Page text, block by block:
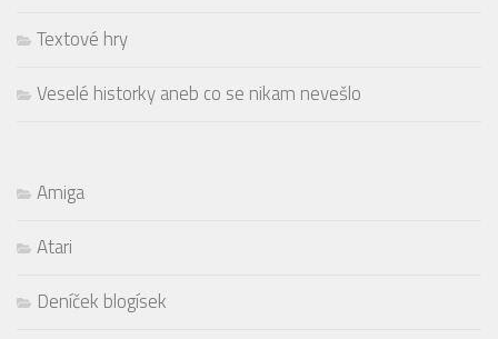
Textové hry
Veselé historky aneb co se nikam nevešlo
Amiga
Atari
Deníček blogísek